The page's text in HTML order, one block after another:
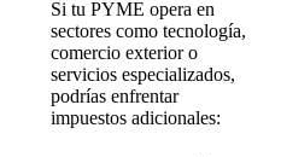
Si tu PYME opera en
sectores como tecnología,
comercio exterior o
servicios especializados,
podrías enfrentar
impuestos adicionales: